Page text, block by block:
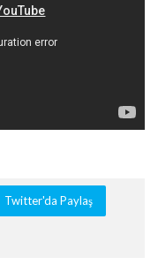
Twitter'da Paylaş